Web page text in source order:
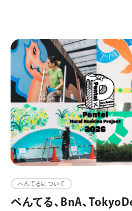
ーズ
ぺんてるについて
ぺんてる、BnA、